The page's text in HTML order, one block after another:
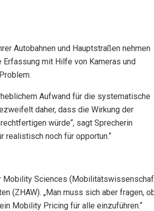
Autobahnen und Hauptstraßen nehmen
mit Hilfe von Kameras und
Aufwand für die systematische
daher, dass die Wirkung der
würde“, sagt Sprecherin
realistisch noch für opportun.“
Mobility Sciences
(ZHAW). „Man muss sich aber fragen,
Mobility Pricing für alle einzuführen.“